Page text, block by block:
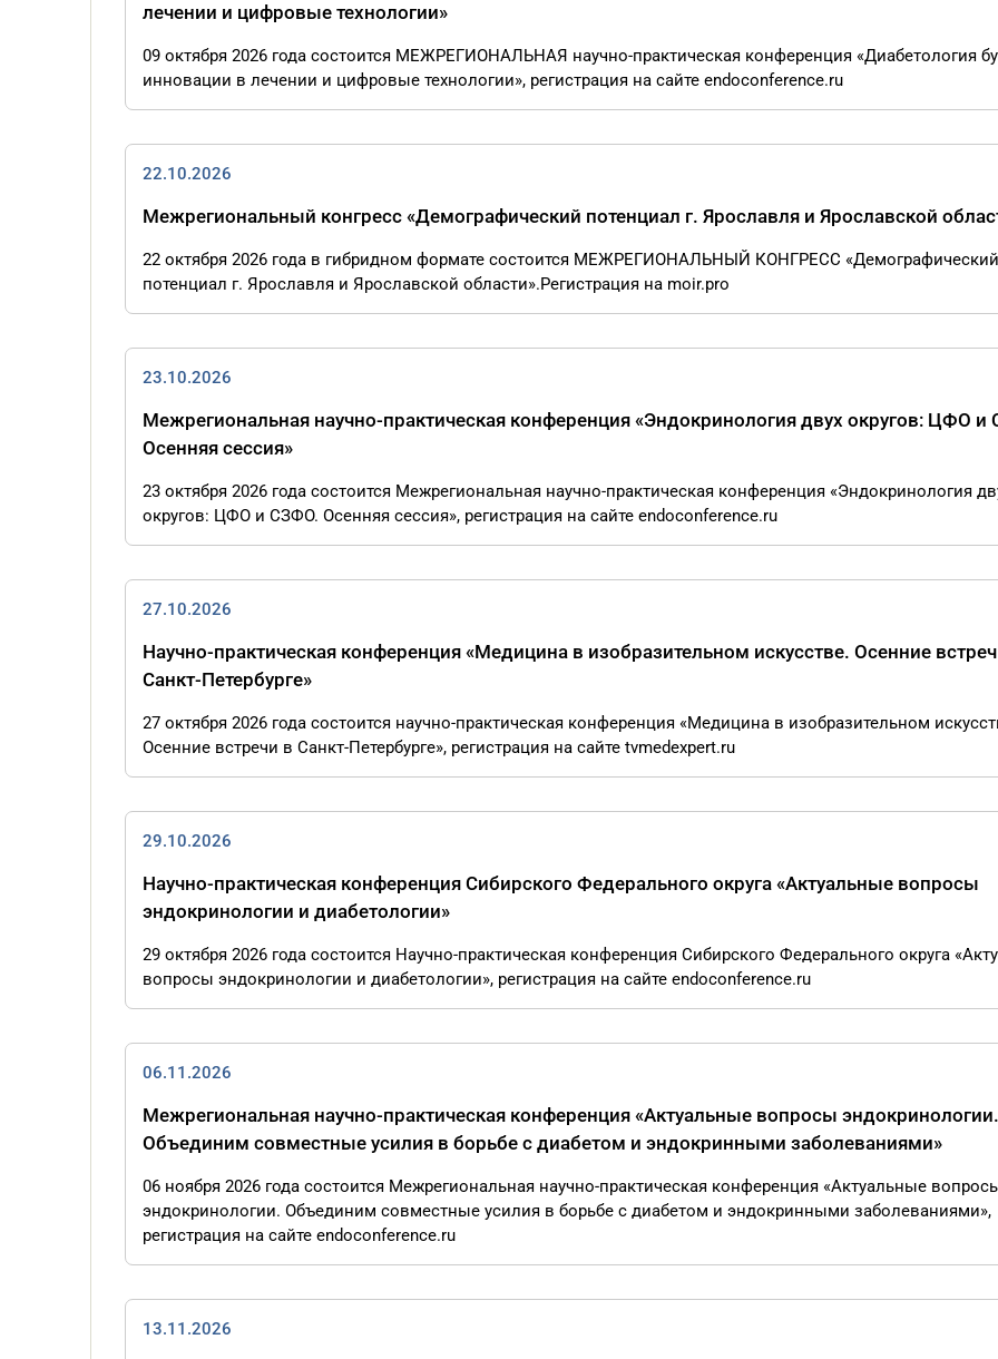
лечении и цифровые технологии»
09 октября 2026 года состоится МЕЖРЕГИОНАЛЬНАЯ научно-практическая конференция «Диабетология
инновации в лечении и цифровые технологии», регистрация на сайте endoconference.ru
22.10.2026
Межрегиональный конгресс «Демографический потенциал г. Ярославля и Ярославской
22 октября 2026 года в гибридном формате состоится МЕЖРЕГИОНАЛЬНЫЙ КОНГРЕСС «Демографический
потенциал г. Ярославля и Ярославской области».Регистрация на moir.pro
23.10.2026
Межрегиональная научно-практическая конференция «Эндокринология двух округов: ЦФО
Осенняя сессия»
23 октября 2026 года состоится Межрегиональная научно-практическая конференция «Эндокринология
округов: ЦФО и СЗФО. Осенняя сессия», регистрация на сайте endoconference.ru
27.10.2026
Научно-практическая конференция «Медицина в изобразительном искусстве. Осенние
Санкт-Петербурге»
27 октября 2026 года состоится научно-практическая конференция «Медицина в изобразительном
Осенние встречи в Санкт-Петербурге», регистрация на сайте tvmedexpert.ru
29.10.2026
Научно-практическая конференция Сибирского Федерального округа «Актуальные вопросы
эндокринологии и диабетологии»
29 октября 2026 года состоится Научно-практическая конференция Сибирского Федерального округа
вопросы эндокринологии и диабетологии», регистрация на сайте endoconference.ru
06.11.2026
Межрегиональная научно-практическая конференция «Актуальные вопросы эндокринологии.
Объединим совместные усилия в борьбе с диабетом и эндокринными заболеваниями»
06 ноября 2026 года состоится Межрегиональная научно-практическая конференция «Актуальные
эндокринологии. Объединим совместные усилия в борьбе с диабетом и эндокринными заболеваниями»,
регистрация на сайте endoconference.ru
13.11.2026